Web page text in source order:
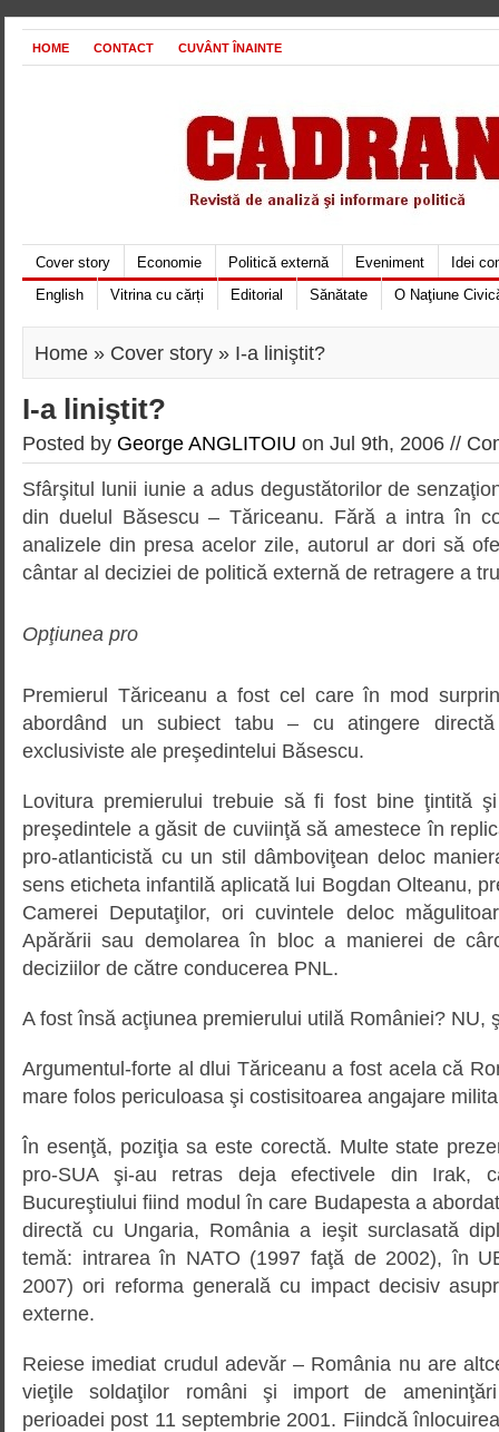
HOME CONTACT CUVÂNT ÎNAINTE
Cover story Economie Politică externă Eveniment
Idei
English
Vitrina cu cărți Editorial Sănătate O Naţiune
Home » Cover story » I-a liniştit?
I-a liniştit?
Posted by George ANGLITOIU on Jul 9th, 2006 //
Sfârşitul lunii iunie a adus degustătorilor de
din duelul Băsescu – Tăriceanu. Fără a intra în
analizele din presa acelor zile, autorul ar dori să
cântar al deciziei de politică externă de retragere a
Opţiunea pro
Premierul Tăriceanu a fost cel care în mod
abordând un subiect tabu – cu atingere directă
exclusiviste ale preşedintelui Băsescu.
Lovitura premierului trebuie să fi fost bine ţintită
preşedintele a găsit de cuviinţă să amestece în
pro-atlanticistă cu un stil dâmboviţean deloc
sens eticheta infantilă aplicată lui Bogdan Olteanu,
Camerei Deputaţilor, ori cuvintele deloc
Apărării sau demolarea în bloc a manierei de
deciziilor de către conducerea PNL.
A fost însă acţiunea premierului utilă României?
Argumentul-forte al dlui Tăriceanu a fost acela că
mare folos periculoasa şi costisitoarea angajare
În esenţă, poziţia sa este corectă. Multe state
pro-SUA şi-au retras deja efectivele din Irak,
Bucureştiului fiind modul în care Budapesta a
directă cu Ungaria, România a ieşit surclasată
temă: intrarea în NATO (1997 faţă de 2002), în
2007) ori reforma generală cu impact decisiv
externe.
Reiese imediat crudul adevăr – România nu are
vieţile soldaţilor români şi import de ameninţări
perioadei post 11 septembrie 2001. Fiindcă